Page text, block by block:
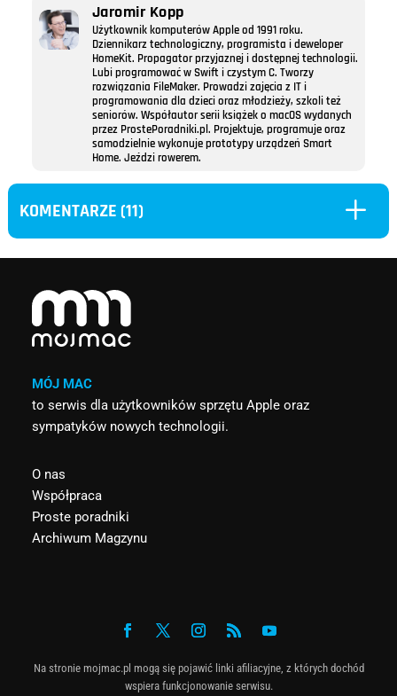
Jaromir Kopp
Użytkownik komputerów Apple od 1991 roku.
Dziennikarz technologiczny, programista i deweloper
HomeKit. Propagator przyjaznej i dostępnej technologii.
Lubi programować w Swift i czystym C. Tworzy
rozwiązania FileMaker. Prowadzi zajęcia z IT i
programowania dla dzieci oraz młodzieży, szkoli też
seniorów. Współautor serii książek o macOS wydanych
przez ProstePoradniki.pl. Projektuje, programuje oraz
samodzielnie wykonuje prototypy urządzeń Smart
Home. Jeździ rowerem.
KOMENTARZE (11) L
MÓJ MAC
to serwis dla użytkowników sprzętu Apple oraz
sympatyków nowych technologii.
O nas
Współpraca
Proste poradniki
Archiwum Magzynu
Na stronie mojmac.pl mogą się pojawić linki afiliacyjne, z których dochód
wspiera funkcjonowanie serwisu.